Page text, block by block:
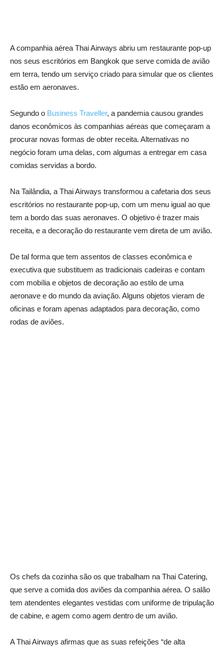
A companhia aérea Thai Airways abriu um restaurante pop-up
nos seus escritórios em Bangkok que serve comida de avião
em terra, tendo um serviço criado para simular que os clientes
estão em aeronaves.
Segundo o Business Traveller, a pandemia causou grandes
danos econômicos às companhias aéreas que começaram a
procurar novas formas de obter receita. Alternativas no
negócio foram uma delas, com algumas a entregar em casa
comidas servidas a bordo.
Na Tailândia, a Thai Airways transformou a cafetaria dos seus
escritórios no restaurante pop-up, com um menu igual ao que
tem a bordo das suas aeronaves. O objetivo é trazer mais
receita, e a decoração do restaurante vem direta de um avião.
De tal forma que tem assentos de classes econômica e
executiva que substituem as tradicionais cadeiras e contam
com mobília e objetos de decoração ao estilo de uma
aeronave e do mundo da aviação. Alguns objetos vieram de
oficinas e foram apenas adaptados para decoração, como
rodas de aviões.
Os chefs da cozinha são os que trabalham na Thai Catering,
que serve a comida dos aviões da companhia aérea. O salão
tem atendentes elegantes vestidas com uniforme de tripulação
de cabine, e agem como agem dentro de um avião.
A Thai Airways afirmas que as suas refeições “de alta